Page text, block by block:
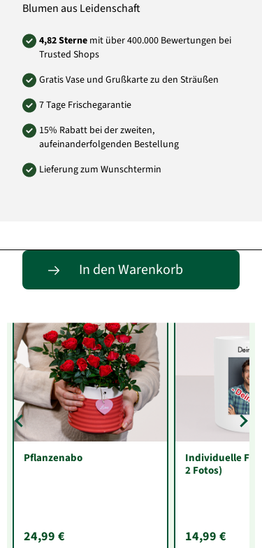
immer dem Wert entsprechende Blumen in
verwendet wird.
Art.-Nr.: LU25
Blumen aus Leidenschaft
4,82 Sterne mit über 400.000 Bewertungen bei
Trusted Shops
Gratis Vase und Grußkarte zu den Sträußen
7 Tage Frischegarantie
15% Rabatt bei der zweiten,
aufeinanderfolgenden Bestellung
Lieferung zum Wunschtermin
In den Warenkorb
Entdecke passende Alternativen
Pflanzenabo
24,99 €
Individuelle
2 Fotos)
14,99 €